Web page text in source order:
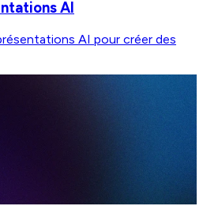
AI
AI pour créer des